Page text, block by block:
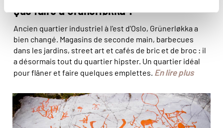
Que faire à Grünerløkka ?
Ancien quartier industriel à l'est d'Oslo, Grünerløkka a
bien changé. Magasins de seconde main, barbecues
dans les jardins, street art et cafés de bric et de broc : il
a désormais tout du quartier hipster. Un quartier idéal
pour flâner et faire quelques emplettes. En lire plus
Les gravures rupestres d'Alta éclairent la vie à l'époque
préhistorique, aux confins du grand Nord. ©
max/stock.adobe